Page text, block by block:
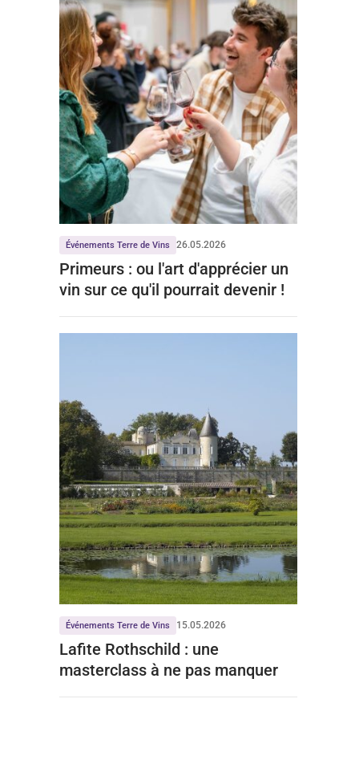
Événements Terre de Vins 26.05.2026
Primeurs : ou l'art d'apprécier un
vin sur ce qu'il pourrait devenir !
Événements Terre de Vins 15.05.2026
Lafite Rothschild : une
masterclass à ne pas manquer